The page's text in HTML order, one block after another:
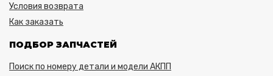
Условия возврата
Как заказать
ПОДБОР ЗАПЧАСТЕЙ
Поиск по номеру детали и модели АКПП